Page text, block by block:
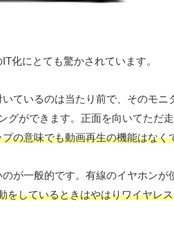
化にとても驚かされています。
ているのは当たり前で、そのモニ
グができます。正面を向いてただ
の意味でも動画再生の機能はなく
が一般的です。有線のイヤホンが
をしているときはやはりワイヤレ